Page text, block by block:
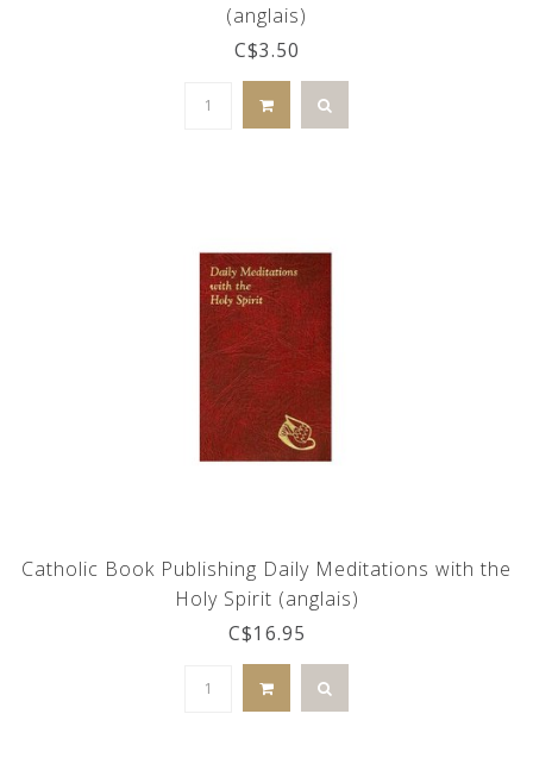
(anglais)
C$3.50
Catholic Book Publishing Daily Meditations with the
Holy Spirit (anglais)
C$16.95